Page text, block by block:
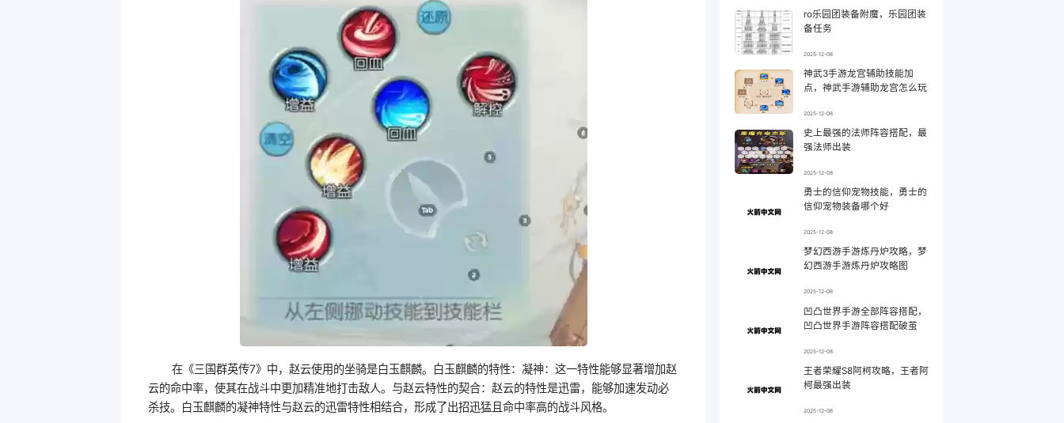
在《三国群英传7》中，赵云使用的坐骑是白玉麒麟。白玉麒麟的特性：凝神：这一特性能够显著增加赵
云的命中率，使其在战斗中更加精准地打击敌人。与赵云特性的契合：赵云的特性是迅雷，能够加速发动必
杀技。白玉麒麟的凝神特性与赵云的迅雷特性相结合，形成了出招迅猛且命中率高的战斗风格。
ro乐园团装备附魔，乐园团装
备任务
2025-12-08
神武3手游龙宫辅助技能加
点，神武手游辅助龙宫怎么玩
2025-12-08
史上最强的法师阵容搭配，最
强法师出装
2025-12-08
勇士的信仰宠物技能，勇士的
信仰宠物装备哪个好
2025-12-08
梦幻西游手游炼丹炉攻略，梦
幻西游手游炼丹炉攻略图
2025-12-08
凹凸世界手游全部阵容搭配，
凹凸世界手游阵容搭配破茧
2025-12-08
王者荣耀S8阿柯攻略，王者阿
柯最强出装
2025-12-08